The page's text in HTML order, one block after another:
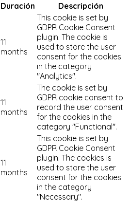
Duración Descripción
11
months
This cookie is set by
GDPR Cookie Consent
plugin. The cookie is
used to store the user
consent for the cookies
in the category
"Analytics".
11
months
The cookie is set by
GDPR cookie consent to
record the user consent
for the cookies in the
category "Functional".
11
months
This cookie is set by
GDPR Cookie Consent
plugin. The cookies is
used to store the user
consent for the cookies
in the category
"Necessary".